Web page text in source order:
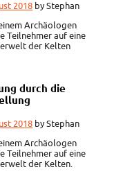
2018 byStephan
Archäologen
Teilnehmer auf eine
der Kelten
durch die
2018 byStephan
Archäologen
Teilnehmer auf eine
der Kelten.